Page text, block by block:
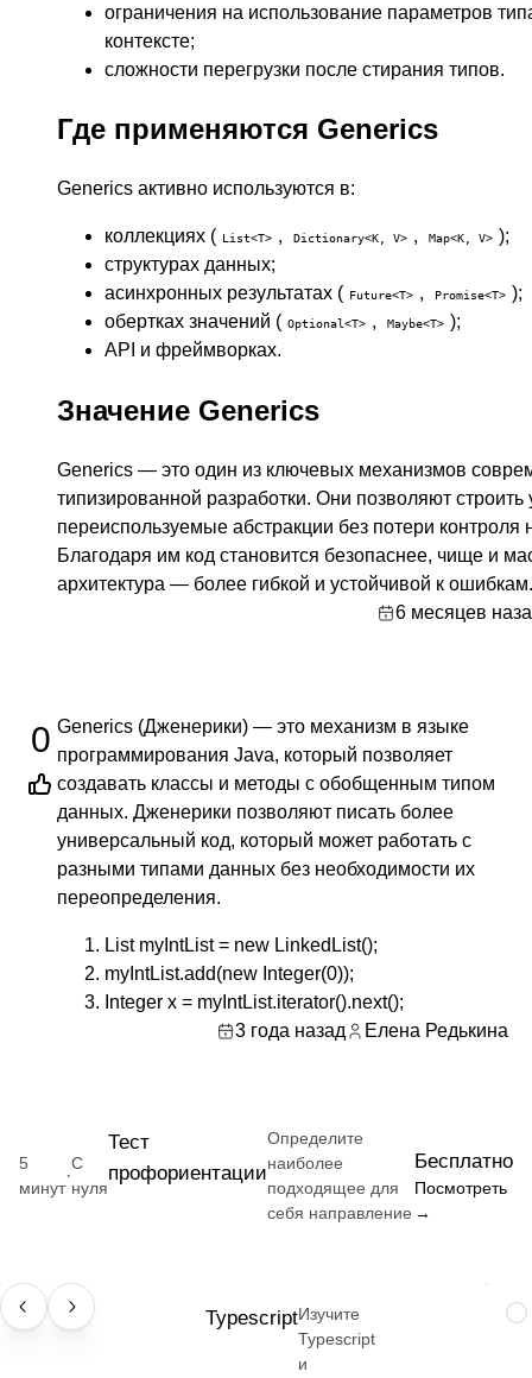
ограничения на использование параметров
контексте;
сложности перегрузки после стирания типов.
Где применяются Generics
Generics активно используются в:
коллекциях ( List<T> , Dictionary<K, V> , Map<K, V> );
структурах данных;
асинхронных результатах ( Future<T> , Promise<T> );
обертках значений ( Optional<T> , Maybe<T> );
API и фреймворках.
Значение Generics
Generics — это один из ключевых механизмов
типизированной разработки. Они позволяют
переиспользуемые абстракции без потери контроля
Благодаря им код становится безопаснее, чище и
архитектура — более гибкой и устойчивой к ошибкам.
6 месяцев
0 Generics (Дженерики) — это механизм в языке
программирования Java, который позволяет
создавать классы и методы с обобщенным типом
данных. Дженерики позволяют писать более
универсальный код, который может работать с
разными типами данных без необходимости их
переопределения.
ListmyIntList = new LinkedList();
myIntList.add(new Integer(0));
Integer x = myIntList.iterator().next();
3 года назад
Елена Редькина
5
минут
·
С
нуля
Тест
профориентации
Определите
наиболее
подходящее для
себя направление
Бесплатно
Посмотреть
→
НАВЫК TypescriptИзучите
Typescript
и